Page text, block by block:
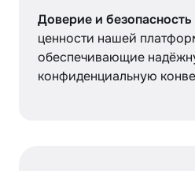
Доверие и безопасность
ценности нашей
обеспечивающие
конфиденциальную